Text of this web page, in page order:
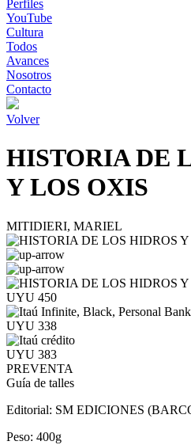
Perfiles
YouTube
Cultura
Todos
Avances
Nosotros
Contacto
Volver
HISTORIA DE
Y LOS OXIS
MITIDIERI, MARIEL
UYU 450
UYU 338
UYU 383
PREVENTA
Guía de talles
Editorial: SM EDICIONES
Peso: 400g